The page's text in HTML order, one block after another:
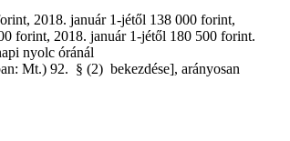
2018. január 1-jétől 138 000 forint,
forint, 2018. január 1-jétől 180 500 forint.
nyolc óránál
Mt.) 92. § (2) bekezdése], arányosan